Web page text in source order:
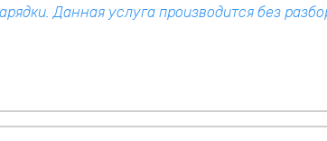
Данная услуга производится без